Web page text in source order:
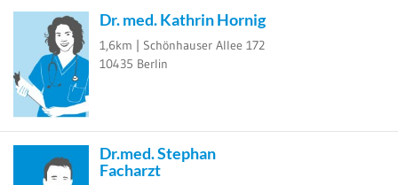
Dr. med. Kathrin Hornig
1,6km | Schönhauser Allee 172
10435 Berlin
Dr.med. Stephan
Facharzt